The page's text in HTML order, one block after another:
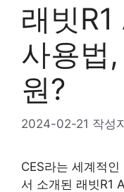
래빗
사용법
원?
2024-02-21 작성
CES라는 세계적
서 소개된 래빗R1